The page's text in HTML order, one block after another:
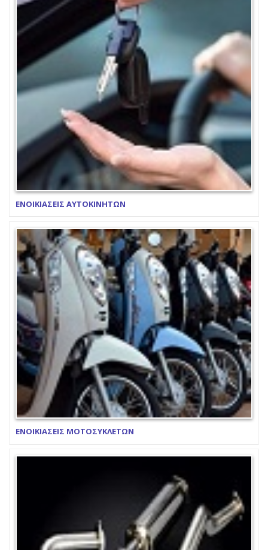
ΕΝΟΙΚΙΑΣΕΙΣ ΑΥΤΟΚΙΝΗΤΩΝ
ΕΝΟΙΚΙΑΣΕΙΣ ΜΟΤΟΣΥΚΛΕΤΩΝ